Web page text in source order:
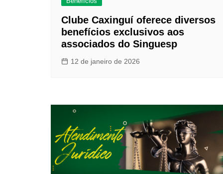
Clube Caxinguí oferece diversos
benefícios exclusivos aos
associados do Singuesp
12 de janeiro de 2026